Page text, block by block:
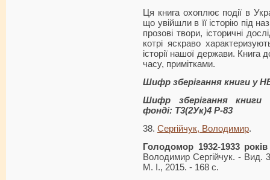
Ця книга охоплює події в
що увійшли в її історію під
прозові твори, історичні
котрі яскраво
історії нашої держави. Книга
часу, примітками.
Шифр зберігання книги у
Шифр зберігання книги
фонді: Т3(2Ук)4 Р-83
38. Сергійчук, Володимир.
Голодомор 1932-1933
Володимир Сергійчук. - Вид.
М. І., 2015. - 168 с.